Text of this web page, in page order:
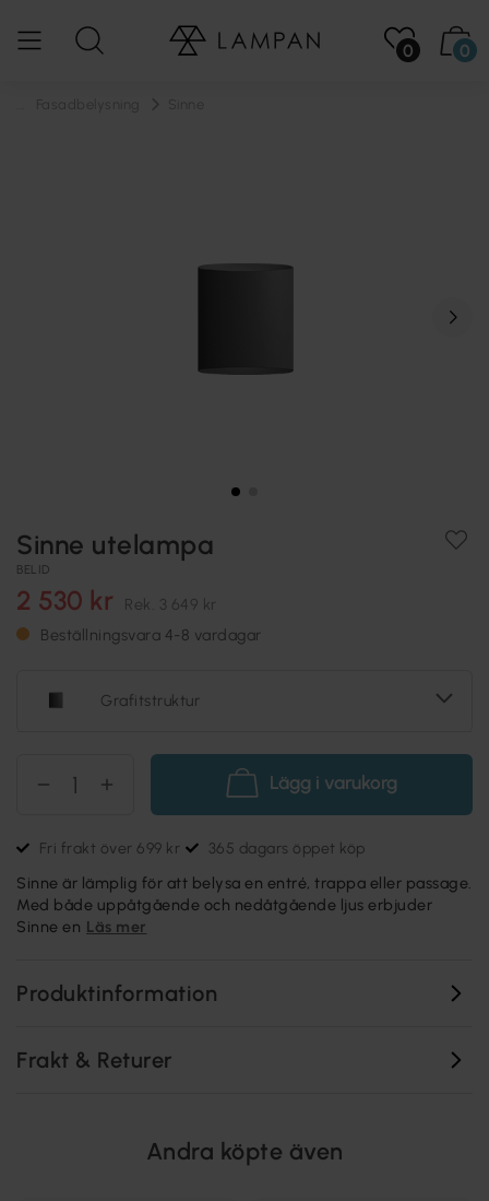
0 0
Sinne utelampa
BELID
2 530 kr Rek. 3 649 kr
Beställningsvara 4-8 vardagar
Grafitstruktur
Lägg i varukorg
Fri frakt över 699 kr 365 dagars öppet köp
Sinne är lämplig för att belysa en entré, trappa eller passage.
Med både uppåtgående och nedåtgående ljus erbjuder
Sinne en Läs mer
Produktinformation
Frakt & Returer
Andra köpte även